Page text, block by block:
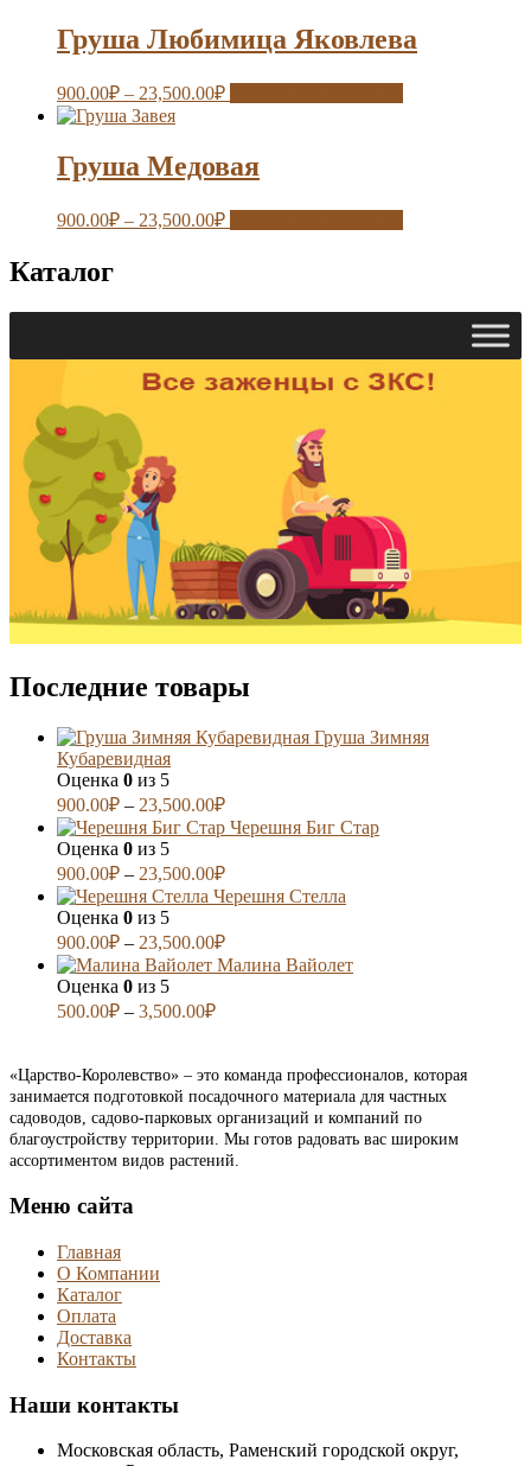
Груша Любимица Яковлева
900.00₽ – 23,500.00₽
Груша Медовая
900.00₽ – 23,500.00₽
Каталог
Последние товары
Груша Зимняя
Кубаревидная
Оценка 0 из 5
900.00₽ – 23,500.00₽
Черешня Биг Стар
Оценка 0 из 5
900.00₽ – 23,500.00₽
Черешня Стелла
Оценка 0 из 5
900.00₽ – 23,500.00₽
Малина Вайолет
Оценка 0 из 5
500.00₽ – 3,500.00₽
«Царство-Королевство» – это команда профессионалов, которая
занимается подготовкой посадочного материала для частных
садоводов, садово-парковых организаций и компаний по
благоустройству территории. Мы готов радовать вас широким
ассортиментом видов растений.
Меню сайта
Главная
О Компании
Каталог
Оплата
Доставка
Контакты
Наши контакты
Московская область, Раменский городской округ,